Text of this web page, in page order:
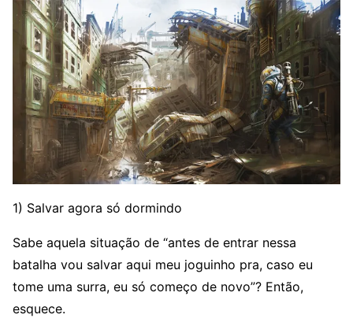
1) Salvar agora só dormindo
Sabe aquela situação de “antes de entrar nessa
batalha vou salvar aqui meu joguinho pra, caso eu
tome uma surra, eu só começo de novo”? Então,
esquece.